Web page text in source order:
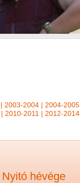
| 2003-2004 | 2004-2005
2010-2011 | 2012-2014
Nyitó hévége